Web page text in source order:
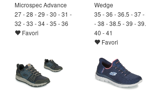
Microspec Advance
27 - 28 - 29 - 30 - 31 -
32 - 33 - 34 - 35 - 36
Favori
Wedge
35 - 36 - 36.5 - 37 -
- 38 - 38.5 - 39 -
40 - 41
Favori